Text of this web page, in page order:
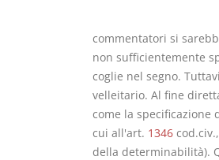
commentatori si
non sufficientemente
coglie nel segno.
velleitario. Al fine
come la specificazione
cui all'art. 1346
della determinabilità).